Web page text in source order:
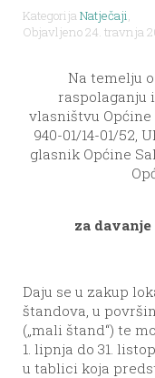
KategorijaNatječaji,
Objavljeno 24. travnja
Na temelju
raspolaganju
vlasništvu Općine
940-01/14-01/52,
glasnik Općine
za
Daju se u zakup
štandova, u
(„mali štand“) te
1. lipnja do 31.
u tablici koja